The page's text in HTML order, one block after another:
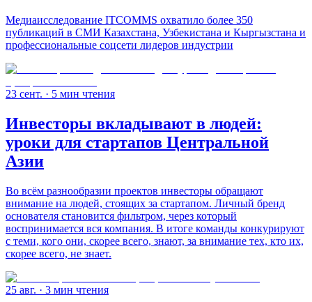
Медиаисследование ITCOMMS охватило более 350
публикаций в СМИ Казахстана, Узбекистана и Кыргызстана и
профессиональные соцсети лидеров индустрии
23 сент. · 5 мин чтения
Инвесторы вкладывают в людей:
уроки для стартапов Центральной
Азии
Во всём разнообразии проектов инвесторы обращают
внимание на людей, стоящих за стартапом. Личный бренд
основателя становится фильтром, через который
воспринимается вся компания. В итоге команды конкурируют
с теми, кого они, скорее всего, знают, за внимание тех, кто их,
скорее всего, не знает.
25 авг. · 3 мин чтения